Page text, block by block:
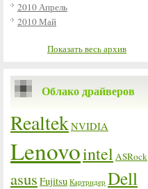
2010 Апрель
2010 Май
Показать весь архив
Облако драйверов
RealtekNVIDIA
Lenovointel ASRock
asus Fujitsu Картридер Dell